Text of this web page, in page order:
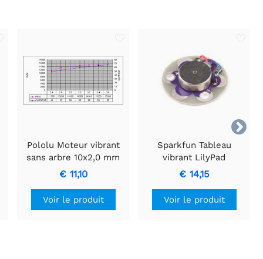

Pololu Moteur vibrant
sans arbre 10x2,0 mm
€ 11,10
Voir le produit
Sparkfun Tableau
vibrant LilyPad
€ 14,15
Voir le produit